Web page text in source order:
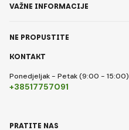
KONTAKT
Ponedjeljak - Petak (9:00 - 15:00)
+38517757091
VAŽNE INFORMACIJE
NE PROPUSTITE
PRATITE NAS